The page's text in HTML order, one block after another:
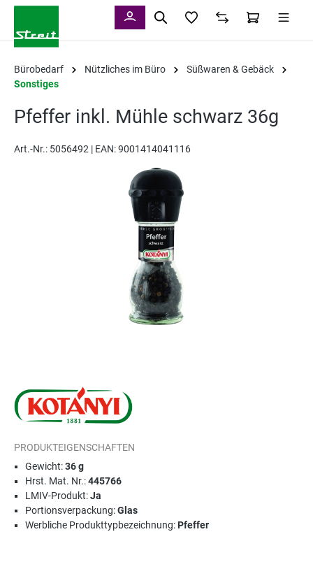
Bürobedarf Nützliches im Büro
Süßwaren & Gebäck
Sonstiges
Pfeffer inkl. Mühle schwarz 36g
Art.-Nr.: 5056492 | EAN: 9001414041116
PRODUKTEIGENSCHAFTEN
Gewicht:36 g
Hrst. Mat. Nr.:445766
LMIV-Produkt:Ja
Portionsverpackung:Glas
Werbliche Produkttypbezeichnung:Pfeffer